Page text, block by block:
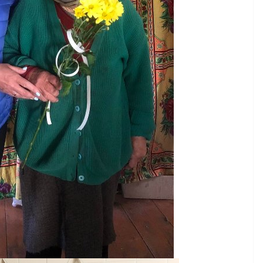
ради восьмого
скликання
05.08.2026 gormr